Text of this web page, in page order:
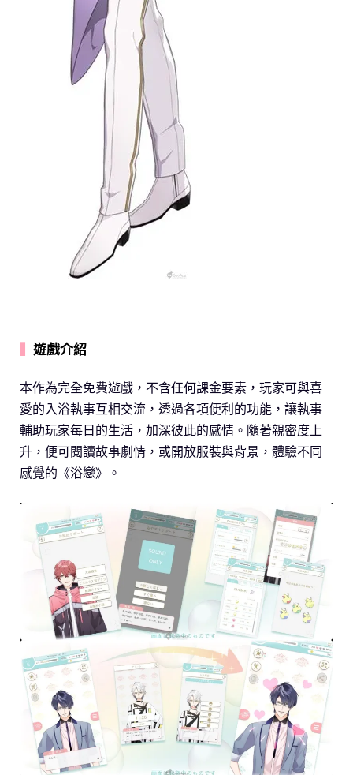
遊戲介紹
本作為完全免費遊戲，不含任何課金要素，玩家可與喜
愛的入浴執事互相交流，透過各項便利的功能，讓執事
輔助玩家每日的生活，加深彼此的感情。隨著親密度上
升，便可閱讀故事劇情，或開放服裝與背景，體驗不同
感覺的《浴戀》。